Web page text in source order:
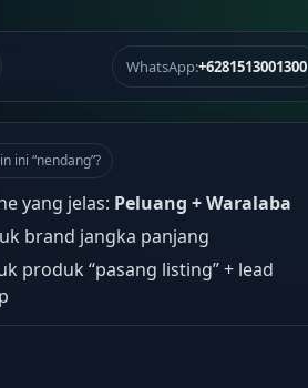
WhatsApp:+6281513001300
ini “nendang”?
yang jelas: Peluang + Waralaba
brand jangka panjang
produk “pasang listing” + lead